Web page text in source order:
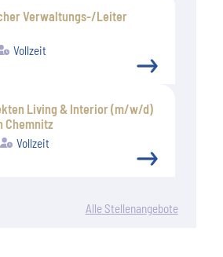
Verwaltungs-/Leiter
Vollzeit
Living & Interior (m/w/d)
Chemnitz
Vollzeit
Alle Stellenangebote